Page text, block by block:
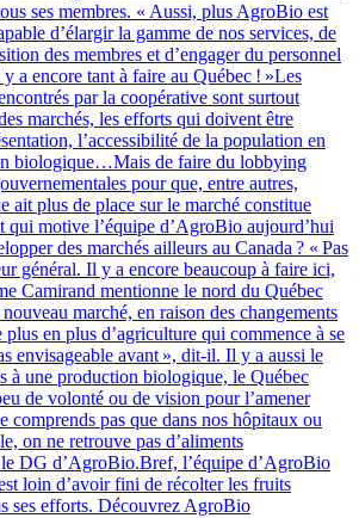
ses membres. « Aussi, plus AgroBio est
d’élargir la gamme de nos services, de
des membres et d’engager du personnel
a encore tant à faire au Québec ! »Les
par la coopérative sont surtout
marchés, les efforts qui doivent être
l’accessibilité de la population en
biologique…Mais de faire du lobbying
pour que, entre autres,
ait plus de place sur le marché constitue
qui motive l’équipe d’AgroBio aujourd’hui
des marchés ailleurs au Canada ? « Pas
général. Il y a encore beaucoup à faire ici,
Camirand mentionne le nord du Québec
marché, en raison des changements
en plus d’agriculture qui commence à se
envisageable avant », dit-il. Il y a aussi le
à une production biologique, le Québec
de volonté ou de vision pour l’amener
comprends pas que dans nos hôpitaux ou
on ne retrouve pas d’aliments
DG d’AgroBio.Bref, l’équipe d’AgroBio
loin d’avoir fini de récolter les fruits
ses efforts. Découvrez AgroBio